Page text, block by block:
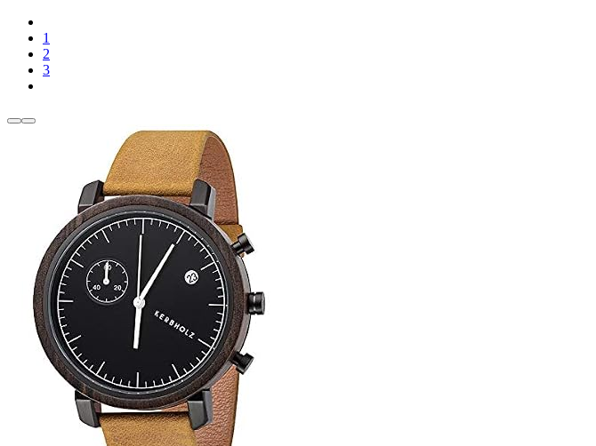
1
2
3